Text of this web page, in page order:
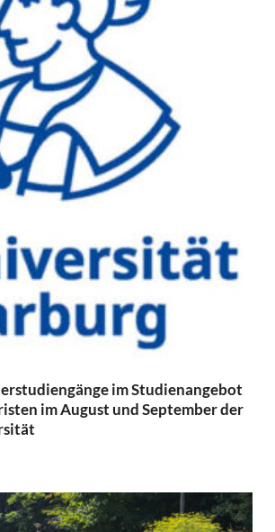
im Studienangebot
im August und September der